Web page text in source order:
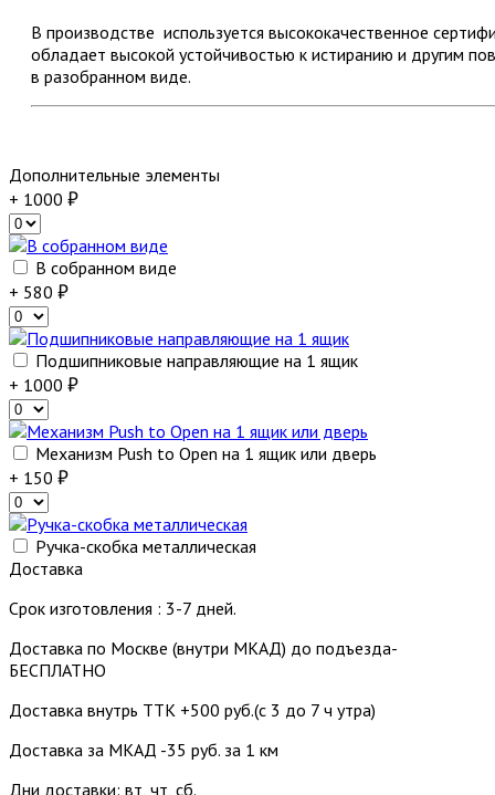
В производстве используется высококачественное
обладает высокой устойчивостью к истиранию и другим
в разобранном виде.
Дополнительные элементы
+ 1000
В собранном виде
+ 580
Подшипниковые направляющие на 1 ящик
+ 1000
Механизм Push to Open на 1 ящик или дверь
+ 150
Ручка-скобка металлическая
Доставка
Срок изготовления : 3-7 дней.
Доставка по Москве (внутри МКАД) до подъезда-
БЕСПЛАТНО
Доставка внутрь ТТК +500 руб.(с 3 до 7 ч утра)
Доставка за МКАД -35 руб. за 1 км
Дни доставки: вт, чт, сб.